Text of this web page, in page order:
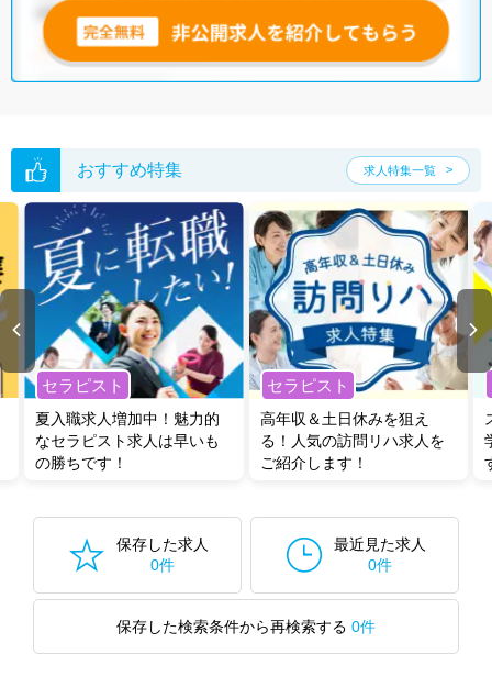
介も可能です。ぜひ一度ご相談ください。
※各種数字情報は2022年10月 マイナビ調べによる
う求人を提案させていただきます。
三重県の臨床工学技士求人では以下のような条件が人気です。
土日祝休・積極採用中・新卒OK・正社員(正職員)・病院・
クリニック
他の条件でも人気の求人がございますので、「こだわり条件」から検索
いただくか、お気軽にお問い合わせください。
全国の臨床工学技士求人から検索いただくことも可能です。
無料転職支援サービスにお申し込みいただくと、ご希望条件をヒアリン
グした上で求人をご提案いたします。
ご希望条件がまだ定まっていない方は
人気の希望条件をピックアップし
た求人特集 をぜひご活用ください。
転職支援の他、情報収集や募集状況の確認も、お気軽にご相談くださ
おすすめ特集 求人特集一覧
セラピスト
夏入職求人増加中！魅力的
なセラピスト求人は早いも
の勝ちです！
セラピスト
高年収＆土日休みを狙え
る！人気の訪問リハ求人を
ご紹介します！
保存した求人
0件
最近見た求人
0件
保存した検索条件から再検索する 0件